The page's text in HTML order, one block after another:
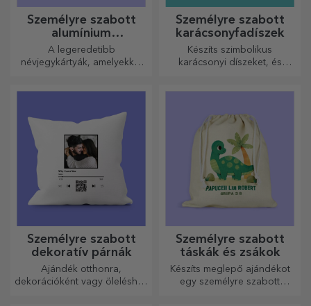
Személyre szabott
alumínium
névjegykártyák
A legeredetibb
névjegykártyák, amelyekkel
Személyre szabott
karácsonyfadíszek
Készíts szimbolikus
karácsonyi díszeket, és
Személyre szabott
dekoratív párnák
Ajándék otthonra,
dekorációként vagy öleléshez
Személyre szabott
táskák és zsákok
Készíts meglepő ajándékot
egy személyre szabott